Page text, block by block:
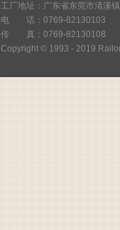
工厂地址：广东省东莞市清溪
电 话：0769-82130103
传 真：0769-82130108
Copyright © 1993 - 2019